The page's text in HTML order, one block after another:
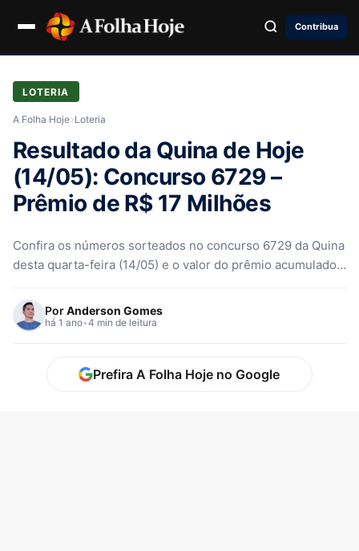
Contribua
LOTERIA
A Folha Hoje› Loteria
Resultado da Quina de Hoje
(14/05): Concurso 6729 –
Prêmio de R$ 17 Milhões
Confira os números sorteados no concurso 6729 da Quina
desta quarta-feira (14/05) e o valor do prêmio acumulado
PorAnderson Gomes
há 1 ano•4 min de leitura
Prefira A Folha Hoje no Google